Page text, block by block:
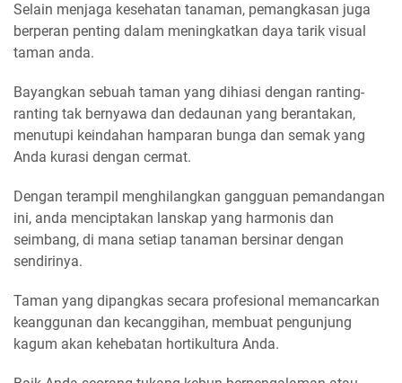
Selain menjaga kesehatan tanaman, pemangkasan juga
berperan penting dalam meningkatkan daya tarik visual
taman anda.
Bayangkan sebuah taman yang dihiasi dengan ranting-
ranting tak bernyawa dan dedaunan yang berantakan,
menutupi keindahan hamparan bunga dan semak yang
Anda kurasi dengan cermat.
Dengan terampil menghilangkan gangguan pemandangan
ini, anda menciptakan lanskap yang harmonis dan
seimbang, di mana setiap tanaman bersinar dengan
sendirinya.
Taman yang dipangkas secara profesional memancarkan
keanggunan dan kecanggihan, membuat pengunjung
kagum akan kehebatan hortikultura Anda.